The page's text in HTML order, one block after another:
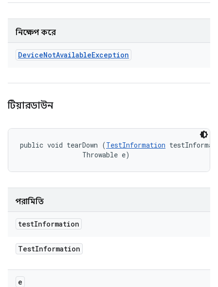
নিক্ষেপ করে
DeviceNotAvailableException
টিয়ারডাউন
public void tearDown (TestInformation
                Throwable e)
পরামিতি
testInformation
TestInformation
e